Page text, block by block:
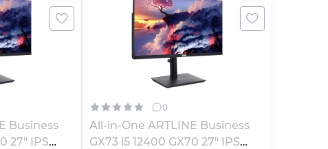
Business
27" IPS
0
All-in-One ARTLINE Business
GX73 i5 12400 GX70 27" IPS